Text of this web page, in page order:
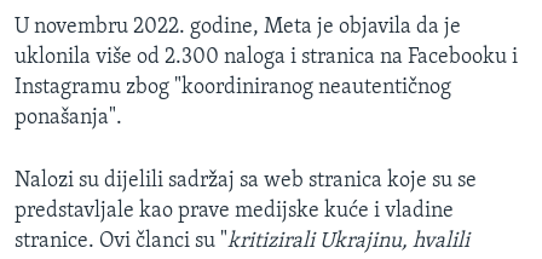
U novembru 2022. godine, Meta je objavila da je
uklonila više od 2.300 naloga i stranica na Facebooku i
Instagramu zbog "koordiniranog neautentičnog
ponašanja".
Nalozi su dijelili sadržaj sa web stranica koje su se
predstavljale kao prave medijske kuće i vladine
stranice. Ovi članci su "kritizirali Ukrajinu, hvalili